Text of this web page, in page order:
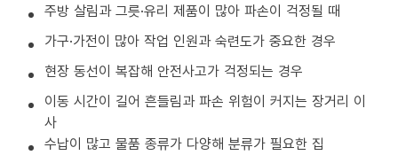
주방 살림과 그릇·유리 제품이 많아 파손이 걱정될 때
가구·가전이 많아 작업 인원과 숙련도가 중요한 경우
현장 동선이 복잡해 안전사고가 걱정되는 경우
이동 시간이 길어 흔들림과 파손 위험이 커지는 장거리 이
사
수납이 많고 물품 종류가 다양해 분류가 필요한 집